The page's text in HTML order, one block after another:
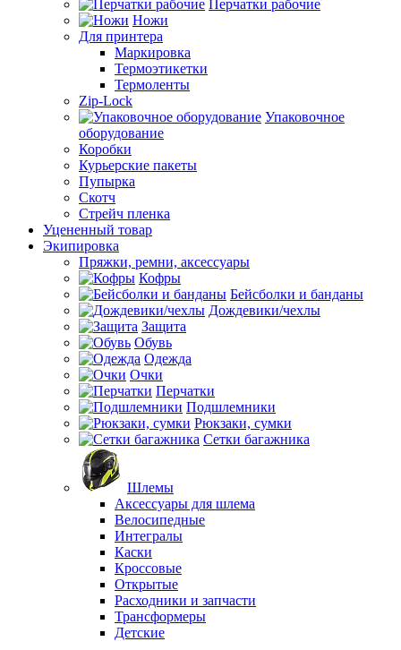
Перчатки рабочие
Ножи
Для принтера
Маркировка
Термоэтикетки
Термоленты
Zip-Lock
Упаковочное
оборудование
Коробки
Курьерские пакеты
Пупырка
Скотч
Стрейч пленка
Уцененный товар
Экипировка
Пряжки, ремни, аксессуары
Кофры
Бейсболки и банданы
Дождевики/чехлы
Защита
Обувь
Одежда
Очки
Перчатки
Подшлемники
Рюкзаки, сумки
Сетки багажника
Шлемы
Аксессуары для шлема
Велосипедные
Интегралы
Каски
Кроссовые
Открытые
Расходники и запчасти
Трансформеры
Детские